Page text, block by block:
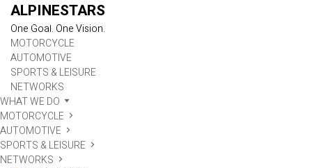
ALPINESTARS
One Goal. One Vision.
MOTORCYCLE
AUTOMOTIVE
SPORTS & LEISURE
NETWORKS
WHAT WE DO
MOTORCYCLE
AUTOMOTIVE
SPORTS & LEISURE
NETWORKS